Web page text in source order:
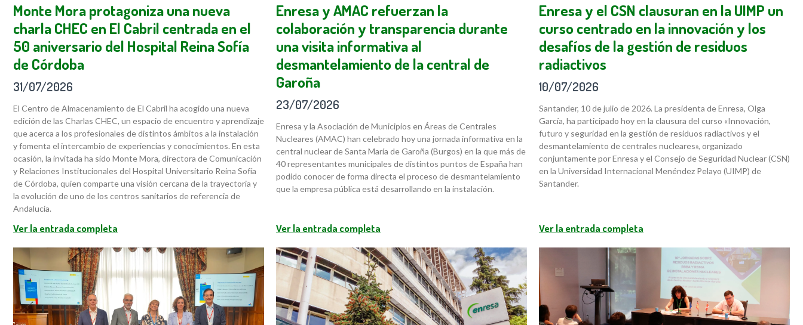
Monte Mora protagoniza una nueva
charla CHEC en El Cabril centrada en el
50 aniversario del Hospital Reina Sofía
de Córdoba
31/07/2026
El Centro de Almacenamiento de El Cabril ha acogido una nueva
edición de las Charlas CHEC, un espacio de encuentro y aprendizaje
que acerca a los profesionales de distintos ámbitos a la instalación
y fomenta el intercambio de experiencias y conocimientos. En esta
ocasión, la invitada ha sido Monte Mora, directora de Comunicación
y Relaciones Institucionales del Hospital Universitario Reina Sofía
de Córdoba, quien comparte una visión cercana de la trayectoria y
la evolución de uno de los centros sanitarios de referencia de
Andalucía.
Ver la entrada completa
Enresa y AMAC refuerzan la
colaboración y transparencia durante
una visita informativa al
desmantelamiento de la central de
Garoña
23/07/2026
Enresa y la Asociación de Municipios en Áreas de Centrales
Nucleares (AMAC) han celebrado hoy una jornada informativa en la
central nuclear de Santa María de Garoña (Burgos) en la que más de
40 representantes municipales de distintos puntos de España han
podido conocer de forma directa el proceso de desmantelamiento
que la empresa pública está desarrollando en la instalación.
Ver la entrada completa
Enresa y el CSN clausuran en la UIMP un
curso centrado en la innovación y los
desafíos de la gestión de residuos
radiactivos
10/07/2026
Santander, 10 de julio de 2026. La presidenta de Enresa, Olga
García, ha participado hoy en la clausura del curso «Innovación,
futuro y seguridad en la gestión de residuos radiactivos y el
desmantelamiento de centrales nucleares», organizado
conjuntamente por Enresa y el Consejo de Seguridad Nuclear (CSN)
en la Universidad Internacional Menéndez Pelayo (UIMP) de
Santander.
Ver la entrada completa